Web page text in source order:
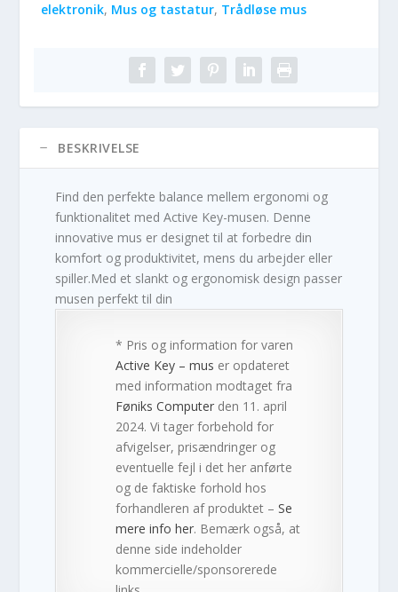
elektronik, Mus og tastatur, Trådløse mus
BESKRIVELSE
Find den perfekte balance mellem ergonomi og
funktionalitet med Active Key-musen. Denne
innovative mus er designet til at forbedre din
komfort og produktivitet, mens du arbejder eller
spiller.Med et slankt og ergonomisk design passer
musen perfekt til din
* Pris og information for varen
Active Key – mus er opdateret
med information modtaget fra
Føniks Computer den 11. april
2024. Vi tager forbehold for
afvigelser, prisændringer og
eventuelle fejl i det her anførte
og de faktiske forhold hos
forhandleren af produktet –Se
mere info her. Bemærk også, at
denne side indeholder
kommercielle/sponsorerede